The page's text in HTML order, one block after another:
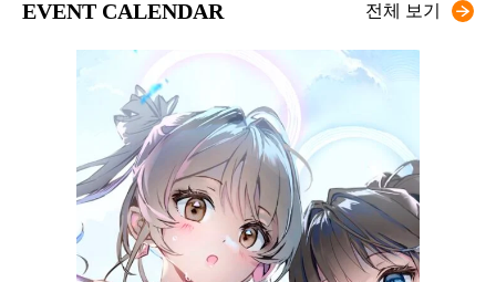
EVENT CALENDAR 전체 보기